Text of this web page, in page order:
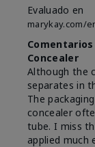
Evaluado en
marykay.com/
Concealer
Although the
separates in
The
concealer
tube. I miss
applied much